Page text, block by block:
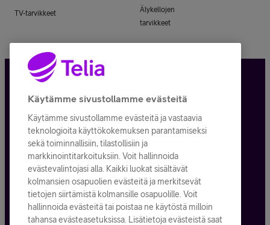
TV-tarvikkeet
Älykellojen
tarvikkeet
Tietosuoja ja -turva
Tilauksen peruuttaminen
Käyttöehdot
Evästeiden käyttö
Toimitusehdot ja palvelukuvaukset
Käytämme sivustollamme evästeitä
Käytämme sivustollamme evästeitä ja vastaavia
teknologioita käyttökokemuksen parantamiseksi
sekä toiminnallisiin, tilastollisiin ja
markkinointitarkoituksiin. Voit hallinnoida
evästevalintojasi alla. Kaikki luokat sisältävät
kolmansien osapuolien evästeitä ja merkitsevät
tietojen siirtämistä kolmansille osapuolille. Voit
hallinnoida evästeitä tai poistaa ne käytöstä milloin
tahansa evästeasetuksissa. Lisätietoja evästeistä saat